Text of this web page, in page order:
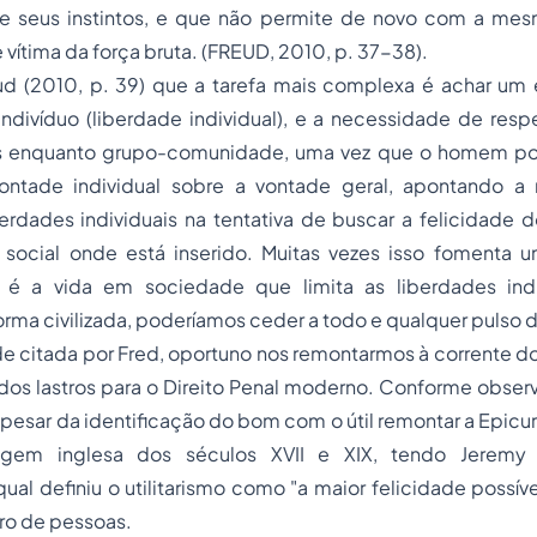
seus instintos, e que não permite de novo com a
vítima da força bruta. (FREUD, 2010, p. 37-38).
(2010, p. 39) que a tarefa mais complexa é achar um
(liberdade individual), e a necessidade de
enquanto grupo-comunidade, uma vez que o homem
individual sobre a vontade geral, apontando a
individuais na tentativa de buscar a felicidade
onde está inserido. Muitas vezes isso fomenta
é a vida em sociedade que limita as liberdades
civilizada, poderíamos ceder a todo e qualquer pulso
citada por Fred, oportuno nos remontarmos à corrente
lastros para o Direito Penal moderno. Conforme
da identificação do bom com o útil remontar a
inglesa dos séculos XVII e XIX, tendo Jeremy
definiu o utilitarismo como "a maior felicidade
de pessoas.